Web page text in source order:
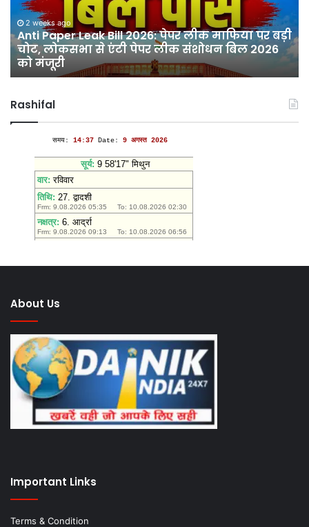
पेपर
लीक
माफिया
पर
बड़ी
चोट,
से
एंटी
2 weeks ago
Anti Paper Leak Bill 2026: पेपर लीक माफिया पर बड़ी
चोट, लोकसभा से एंटी पेपर लीक संशोधन बिल 2026
को मंजूरी
में
Rashifal
About Us
Important Links
Terms & Condition